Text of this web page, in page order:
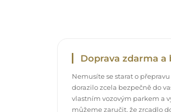
Doprava zdarma
Nemusíte se starat o
dorazilo zcela bezpečně do
vlastním vozovým parkem a
můžeme zaručit, že zrcadlo